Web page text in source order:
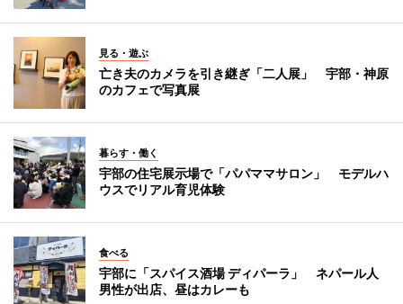
見る・遊ぶ
亡き夫のカメラを引き継ぎ「二人展」 宇部・神原
のカフェで写真展
暮らす・働く
宇部の住宅展示場で「パパママサロン」 モデルハ
ウスでリアル育児体験
食べる
宇部に「スパイス酒場 ディパーラ」 ネパール人
男性が出店、昼はカレーも